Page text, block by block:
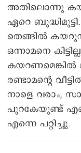
അതിലൊന്നു
ഏറെ
തെങ്ങിൽ
ഒന്നാമനെ
കയറണമെങ്കിൽ
രണ്ടാമന്റെ
നാളെ വരാം,
പുറകേയുണ്ട്
എന്നെ പറ്റിച്ചു.